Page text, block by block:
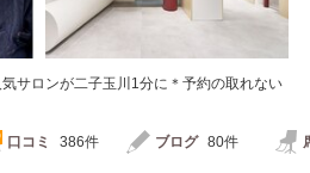
サロンが二子玉川1分に＊予約の取れない
口コミ 386件 ブログ 80件